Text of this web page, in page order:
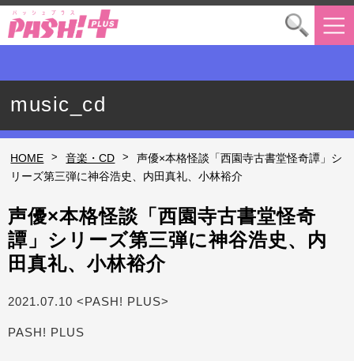
music_cd
HOME > 音楽・CD >
声優×本格怪談「西園寺古書堂怪奇譚」シ
リーズ第三弾に神谷浩史、内田真礼、小林裕介
声優×本格怪談「西園寺古書堂怪奇
譚」シリーズ第三弾に神谷浩史、内
田真礼、小林裕介
2021.07.10 <PASH! PLUS>
PASH! PLUS